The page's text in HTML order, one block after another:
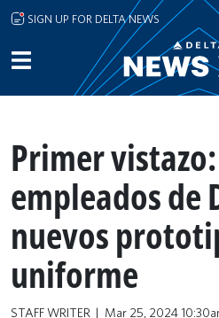
Skip to main content
SIGN UP FOR DELTA NEWS
Primer
empleados de
nuevos
uniforme
STAFF WRITER Mar 25, 2024